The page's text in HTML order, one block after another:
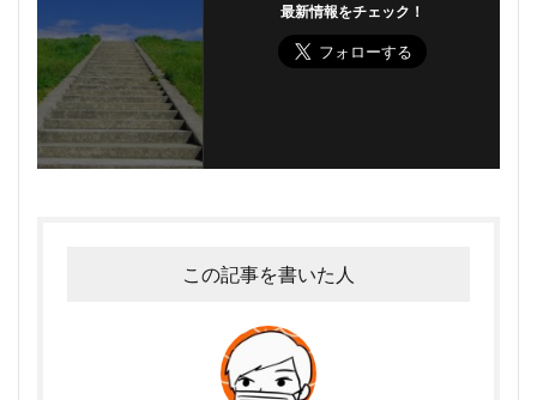
最新情報をチェック！
この記事を書いた人